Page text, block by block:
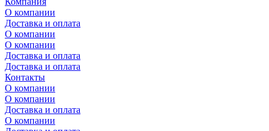
О компании
Доставка и оплата
О компании
О компании
Доставка и оплата
Доставка и оплата
Контакты
О компании
О компании
Доставка и оплата
О компании